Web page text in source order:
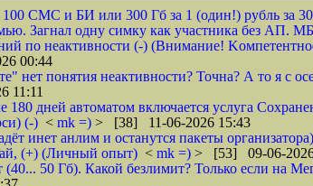
СМС и БИ или 300 Гб за 1 (один!) рубль за 30
Загнал одну симку как участника без АП.
по неактивности (-) (Внимание!
00:44
нет понятия неактивности? Точна? А то я с
11:11
180 дней автоматом включается услуга
(-) < mk =) > [38] 11-06-2026 15:43
инет анлим и останутся пакеты
(+) (Личный опыт) < mk =) > [53] 09-06-
(40... 50 Гб). Какой безлимит? Только если на